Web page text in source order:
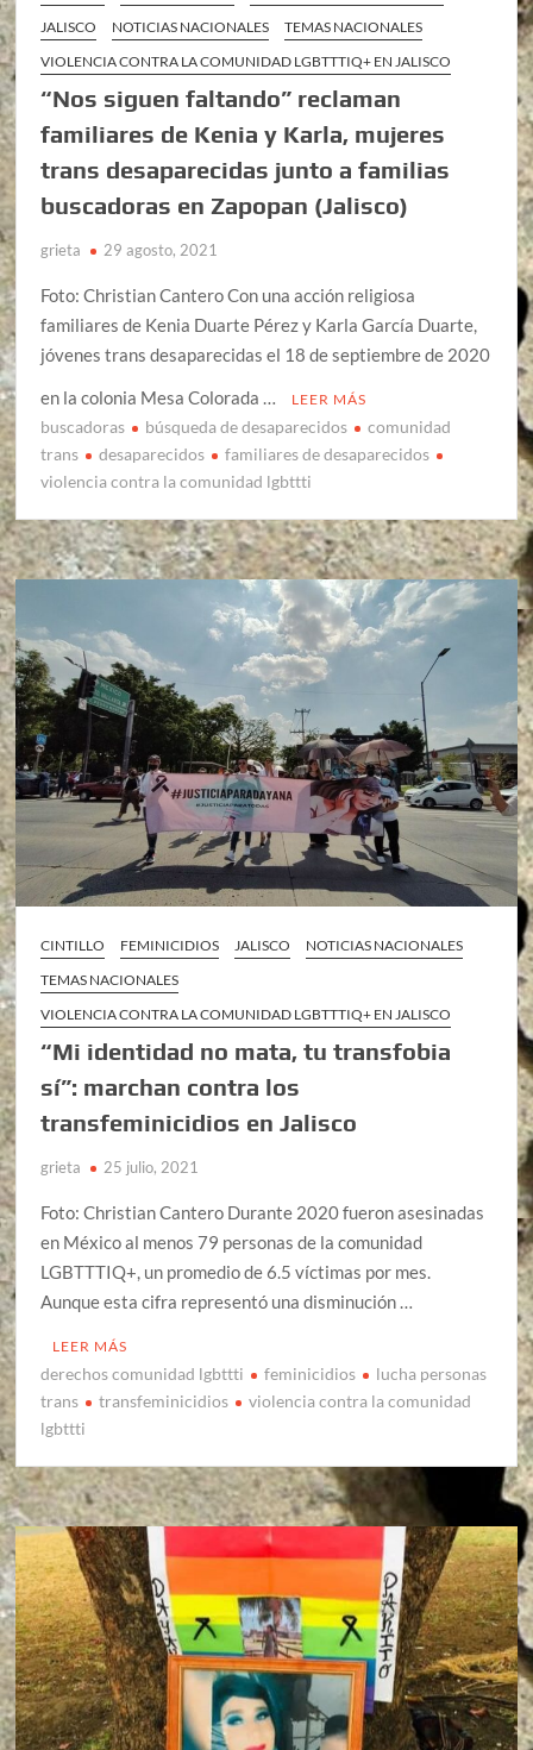
JALISCO
NOTICIAS NACIONALES
TEMAS NACIONALES
VIOLENCIA CONTRA LA COMUNIDAD LGBTTTIQ+ EN JALISCO
“Nos siguen faltando” reclaman
familiares de Kenia y Karla, mujeres
trans desaparecidas junto a familias
buscadoras en Zapopan (Jalisco)
grieta 29 agosto, 2021
Foto: Christian Cantero Con una acción religiosa
familiares de Kenia Duarte Pérez y Karla García Duarte,
jóvenes trans desaparecidas el 18 de septiembre de 2020
en la colonia Mesa Colorada …
LEER MÁS
buscadoras búsqueda de desaparecidos
comunidad
trans
desaparecidos
familiares de desaparecidos
violencia contra la comunidad lgbttti
CINTILLO FEMINICIDIOS JALISCO
NOTICIAS NACIONALES
TEMAS NACIONALES
VIOLENCIA CONTRA LA COMUNIDAD LGBTTTIQ+ EN JALISCO
“Mi identidad no mata, tu transfobia
sí”: marchan contra los
transfeminicidios en Jalisco
grieta 25 julio, 2021
Foto: Christian Cantero Durante 2020 fueron asesinadas
en México al menos 79 personas de la comunidad
LGBTTTIQ+, un promedio de 6.5 víctimas por mes.
Aunque esta cifra representó una disminución …
LEER MÁS
derechos comunidad lgbttti feminicidios
lucha personas
trans
transfeminicidios
violencia contra la comunidad
lgbttti